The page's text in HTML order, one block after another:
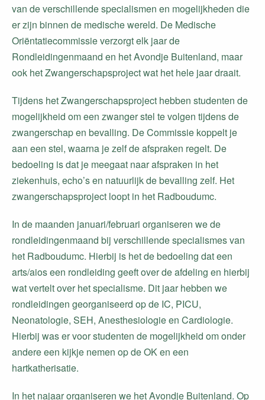
van de verschillende specialismen en mogelijkheden die
er zijn binnen de medische wereld. De Medische
Oriëntatiecommissie verzorgt elk jaar de
Rondleidingenmaand en het Avondje Buitenland, maar
ook het Zwangerschapsproject wat het hele jaar draait.​
Tijdens het Zwangerschapsproject hebben studenten de
mogelijkheid om een zwanger stel te volgen tijdens de
zwangerschap en bevalling. De Commissie koppelt je
aan een stel, waarna je zelf de afspraken regelt. De
bedoeling is dat je meegaat naar afspraken in het
ziekenhuis, echo’s en natuurlijk de bevalling zelf. Het
zwangerschapsproject loopt in het Radboudumc.
In de maanden januari/februari organiseren we de
rondleidingenmaand bij verschillende specialismes van
het Radboudumc. Hierbij is het de bedoeling dat een
arts/aios een rondleiding geeft over de afdeling en hierbij
wat vertelt over het specialisme. Dit jaar hebben we
rondleidingen georganiseerd op de IC, PICU,
Neonatologie, SEH, Anesthesiologie en Cardiologie.
Hierbij was er voor studenten de mogelijkheid om onder
andere een kijkje nemen op de OK en een
hartkatherisatie.
In het najaar organiseren we het Avondje Buitenland. Op